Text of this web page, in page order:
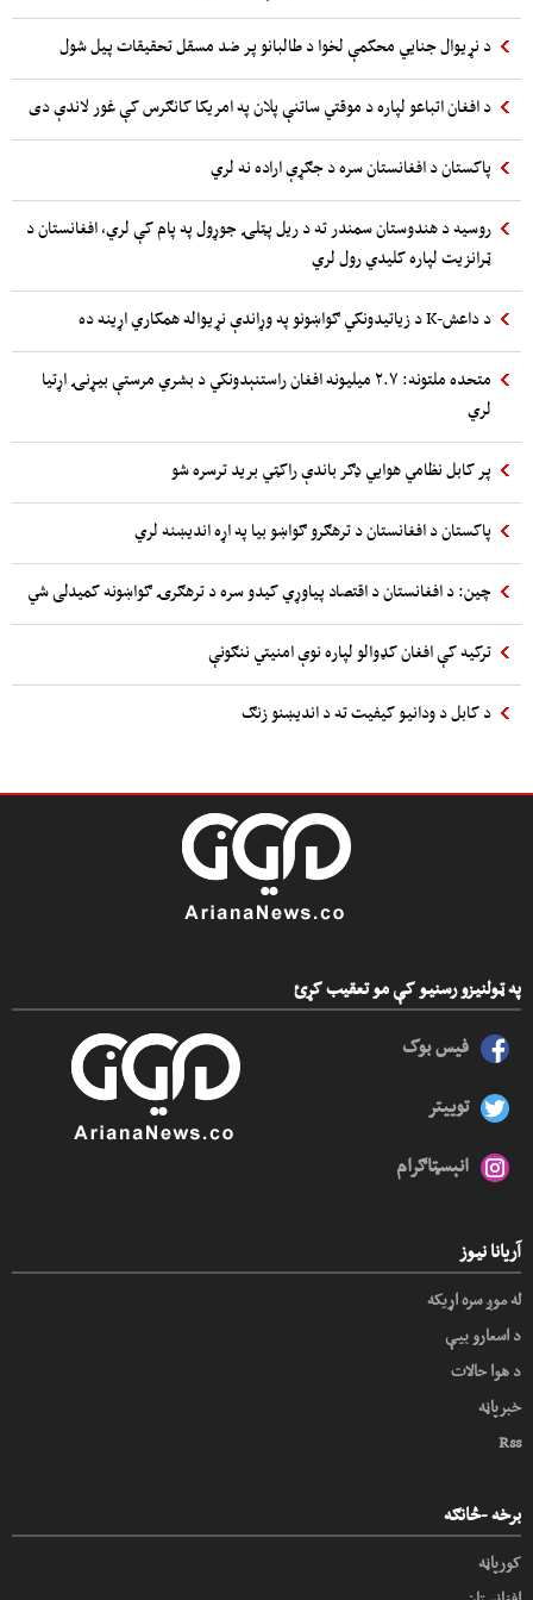
د نړیوال جنایي محکمې لخوا د طالبانو پر ضد مسقل تحقیقات پیل شول
د افغان اتباعو لپاره د موقتي ساتنې پلان په امریکا کانګرس کې غور لاندې دی
پاکستان د افغانستان سره د جګړې اراده نه لري
روسیه د هندوستان سمندر ته د ریل پټلۍ جوړول په پام کې لري، افغانستان د
ټرانزیت لپاره کلیدي رول لري
د داعش-K د زیاتیدونکي ګواښونو په وړاندې نړیواله همکاري اړینه ده
متحده ملتونه: ۲.۷ میلیونه افغان راستنېدونکي د بشري مرستې بیړنۍ اړتیا
لري
پر کابل نظامي هوایي ډګر باندې راکټي برید ترسره شو
پاکستان د افغانستان د ترهګرو ګواښو بیا په اړه اندیښنه لري
چین: د افغانستان د اقتصاد پیاوړي کیدو سره د ترهګرۍ ګواښونه کمیدلی شي
ترکیه کې افغان کډوالو لپاره نوې امنیتي ننګونې
د کابل د ودانیو کیفیت ته د اندیښنو زنګ
په ټولنیزو رسنیو کې مو تعقیب کړئ
فیس بوک
توییتر
انېسټاګرام
آریانا نیوز
له موږ سره اړیکه
د اسعارو بیې
د هوا حالات
خبرپاڼه
Rss
برخه -څانګه
کورپاڼه